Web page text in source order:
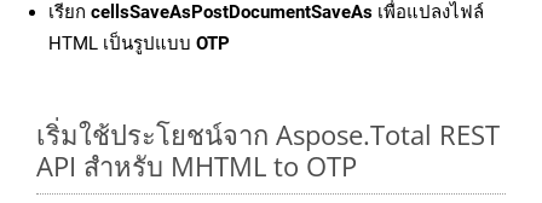
เรียก cellsSaveAsPostDocumentSaveAs เพื่อแปลงไฟล์
HTML เป็นรูปแบบ OTP
เริ่มใช้ประโยชน์จาก Aspose.Total REST
API สำหรับ MHTML to OTP